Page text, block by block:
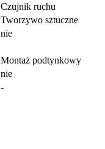
Czujnik ruchu
Tworzywo sztuczne
nie
Montaż podtynkowy
nie
-